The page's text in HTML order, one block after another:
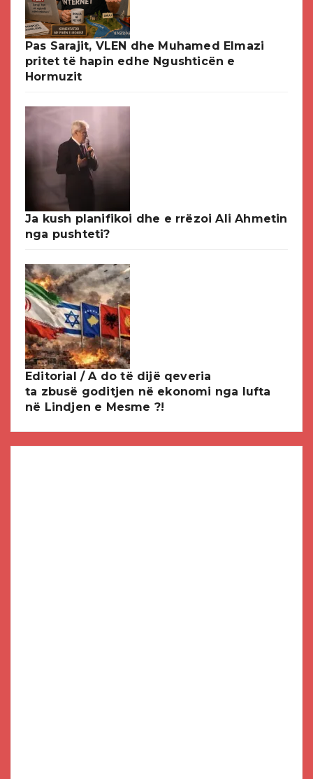
Pas Sarajit, VLEN dhe Muhamed Elmazi
pritet të hapin edhe Ngushticën e
Hormuzit
Ja kush planifikoi dhe e rrëzoi Ali Ahmetin
nga pushteti?
Editorial / A do të dijë qeveria
ta zbusë goditjen në ekonomi nga lufta
në Lindjen e Mesme ?!